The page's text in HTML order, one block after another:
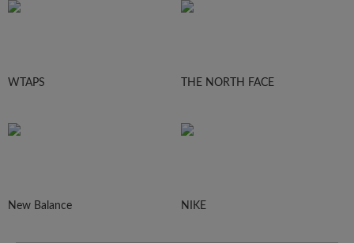
WTAPS THE NORTH FACE
New Balance NIKE